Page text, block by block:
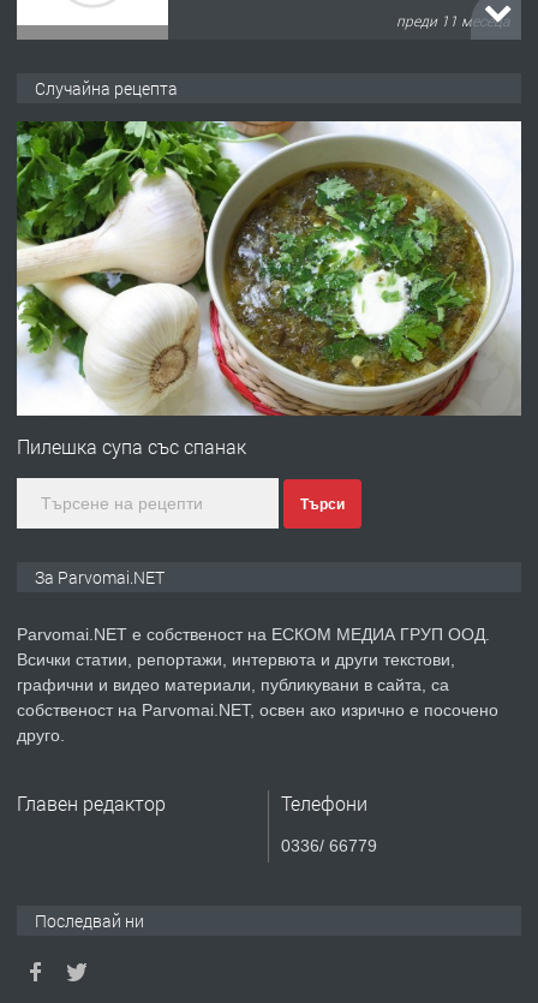
преди 11 месеца
преди 1 година
ПРЕДЛАГА Работа за общи работници
преди 1 година
Първи поход "По стъпките на Ангел
преди 1 година
ПРЕДЛАГА Уроци по Математика
Случайна рецепта
Пилешка супа със спанак
Търси
За Parvomai.NET
Parvomai.NET е собственост на ЕСКОМ МЕДИА ГРУП ООД.
Всички статии, репортажи, интервюта и други текстови,
графични и видео материали, публикувани в сайта, са
собственост на Parvomai.NET, освен ако изрично е посочено
друго.
Главен редактор Телефони
0336/ 66779
Последвай ни